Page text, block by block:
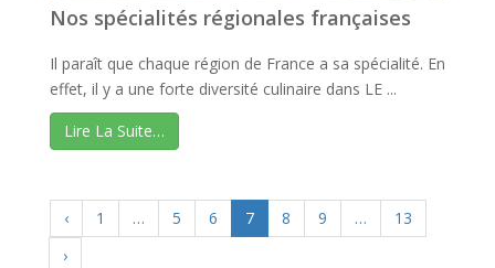
Nos spécialités régionales françaises
Il paraît que chaque région de France a sa spécialité. En
effet, il y a une forte diversité culinaire dans LE ...
Lire La Suite…
‹ 1 … 5 6 7 8 9 …
13
›